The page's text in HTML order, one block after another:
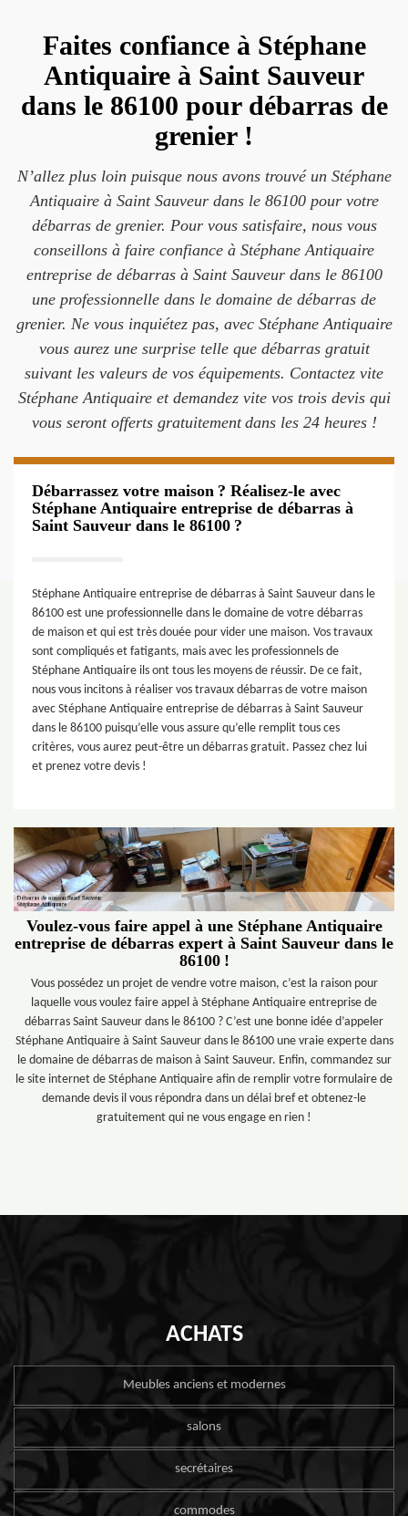
Faites confiance à Stéphane
Antiquaire à Saint Sauveur
dans le 86100 pour débarras de
grenier !
N’allez plus loin puisque nous avons trouvé un Stéphane
Antiquaire à Saint Sauveur dans le 86100 pour votre
débarras de grenier. Pour vous satisfaire, nous vous
conseillons à faire confiance à Stéphane Antiquaire
entreprise de débarras à Saint Sauveur dans le 86100
une professionnelle dans le domaine de débarras de
grenier. Ne vous inquiétez pas, avec Stéphane Antiquaire
vous aurez une surprise telle que débarras gratuit
suivant les valeurs de vos équipements. Contactez vite
Stéphane Antiquaire et demandez vite vos trois devis qui
vous seront offerts gratuitement dans les 24 heures !
Débarrassez votre maison ? Réalisez-le avec
Stéphane Antiquaire entreprise de débarras à
Saint Sauveur dans le 86100 ?
Stéphane Antiquaire entreprise de débarras à Saint Sauveur dans le
86100 est une professionnelle dans le domaine de votre débarras
de maison et qui est très douée pour vider une maison. Vos travaux
sont compliqués et fatigants, mais avec les professionnels de
Stéphane Antiquaire ils ont tous les moyens de réussir. De ce fait,
nous vous incitons à réaliser vos travaux débarras de votre maison
avec Stéphane Antiquaire entreprise de débarras à Saint Sauveur
dans le 86100 puisqu’elle vous assure qu’elle remplit tous ces
critères, vous aurez peut-être un débarras gratuit. Passez chez lui
et prenez votre devis !
Voulez-vous faire appel à une Stéphane Antiquaire
entreprise de débarras expert à Saint Sauveur dans le
86100 !
Vous possédez un projet de vendre votre maison, c’est la raison pour
laquelle vous voulez faire appel à Stéphane Antiquaire entreprise de
débarras Saint Sauveur dans le 86100 ? C’est une bonne idée d’appeler
Stéphane Antiquaire à Saint Sauveur dans le 86100 une vraie experte dans
le domaine de débarras de maison à Saint Sauveur. Enfin, commandez sur
le site internet de Stéphane Antiquaire afin de remplir votre formulaire de
demande devis il vous répondra dans un délai bref et obtenez-le
gratuitement qui ne vous engage en rien !
ACHATS
Meubles anciens et modernes
salons
secrétaires
commodes